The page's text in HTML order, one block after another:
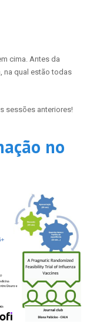
cima. Antes da
na qual estão todas
sessões anteriores!
no